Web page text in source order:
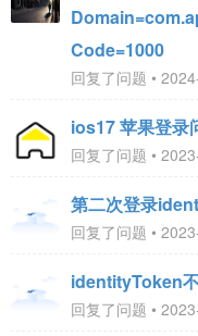
Code=1000
回复了问题 •
ios17 苹果登录
回复了问题 •
第二次登录
回复了问题 •
identityToken
回复了问题 •